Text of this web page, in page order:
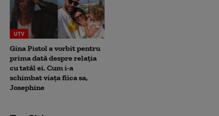
UTV
Gina Pistol a vorbit pentru
prima dată despre relația
cu tatăl ei. Cum i-a
schimbat viața fiica sa,
Josephine